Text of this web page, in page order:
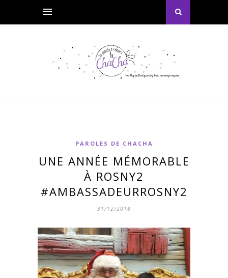
PAROLES DE CHACHA
UNE ANNÉE MÉMORABLE
À ROSNY2
#AMBASSADEURROSNY2
31/12/2018